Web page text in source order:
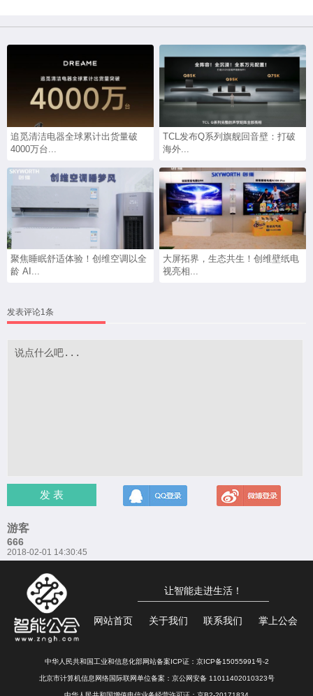
追觅清洁电器全球累计出货量破
4000万台...
TCL发布Q系列旗舰回音壁：打破
海外...
聚焦睡眠舒适体验！创维空调以全
龄 AI...
大屏拓界，生态共生！创维壁纸电
视亮相...
发表评论1条
发 表
游客
666
2018-02-01 14:30:45
让智能走进生活！
网站首页 关于我们 联系我们 掌上公会
中华人民共和国工业和信息化部网站备案ICP证： 京ICP备15055991号-2
北京市计算机信息网络国际联网单位备案： 京公网安备 11011402010323号